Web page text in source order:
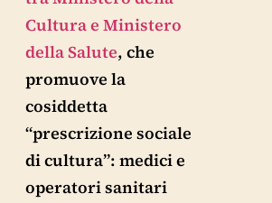
Cultura e Ministero
della Salute, che
promuove la
cosiddetta
“prescrizione sociale
di cultura”: medici e
operatori sanitari